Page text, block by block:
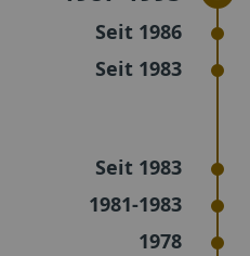
Seit 1986
Seit 1983
Seit 1983
1981-1983
1978